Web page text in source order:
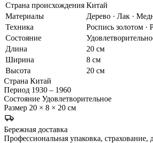
Страна происхождения Китай
Материалы
Дерево · Лак ·
Техника
Роспись золотом ·
Состояние
Длина
20 см
Ширина
8 см
Высота
20 см
Страна Китай
Период 1930 – 1960
Состояние Удовлетворительное
Размер 20 × 8 × 20 см
Бережная доставка
Профессиональная упаковка, страхование,